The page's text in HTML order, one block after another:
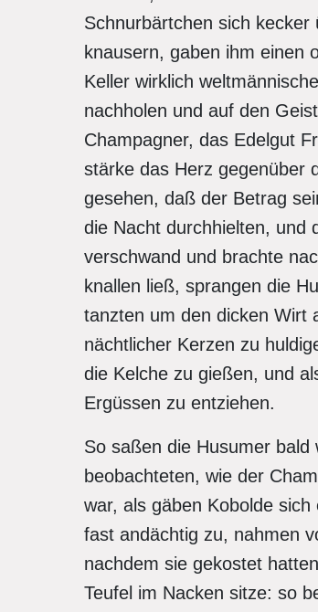
Schnurbärtchen sich
knausern, gaben ihm einen
Keller wirklich
nachholen und auf den
Champagner, das Edelgut
stärke das Herz gegenüber
gesehen, daß der Betrag
die Nacht durchhielten, und
verschwand und brachte
knallen ließ, sprangen die
tanzten um den dicken Wirt
nächtlicher Kerzen zu
die Kelche zu gießen, und
Ergüssen zu entziehen.
So saßen die Husumer
beobachteten, wie der
war, als gäben Kobolde
fast andächtig zu, nahmen
nachdem sie gekostet
Teufel im Nacken sitze: so